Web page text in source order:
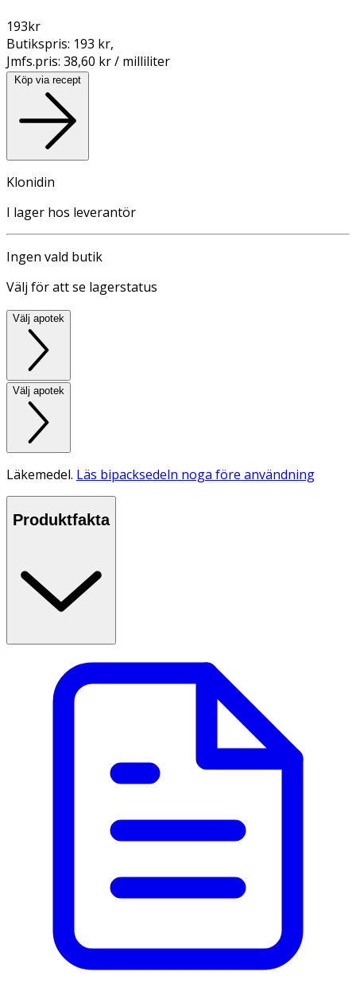
193kr
Butikspris: 193 kr,
Jmfs.pris: 38,60 kr / milliliter
Köp via recept
Klonidin
I lager hos leverantör
Ingen vald butik
Välj för att se lagerstatus
Välj apotek
Välj apotek
Läkemedel. Läs bipacksedeln noga före användning
Produktfakta